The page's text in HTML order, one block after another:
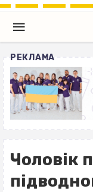
РЕКЛАМА
Чоловік